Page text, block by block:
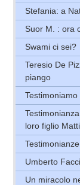
Stefania: a
Suor M. : ora
Swami ci sei?
Teresio De
piango
loro figlio
Umberto
Un miracolo